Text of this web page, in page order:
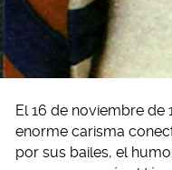
El 16 de noviembre
enorme carisma
por sus bailes, el